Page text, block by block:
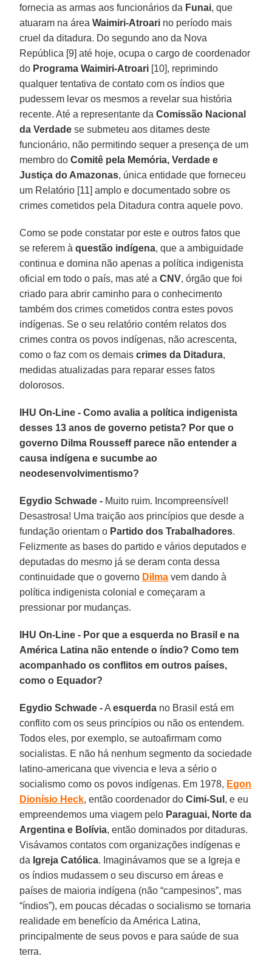
fornecia as armas aos funcionários da Funai, que
atuaram na áreaWaimiri-Atroari no período mais
cruel da ditadura. Do segundo ano da Nova
República [9] até hoje, ocupa o cargo de coordenador
do Programa Waimiri-Atroari [10], reprimindo
qualquer tentativa de contato com os índios que
pudessem levar os mesmos a revelar sua história
recente. Até a representante da Comissão Nacional
da Verdade se submeteu aos ditames deste
funcionário, não permitindo sequer a presença de um
membro doComitê pela Memória, Verdade e
Justiça do Amazonas, única entidade que forneceu
um Relatório [11] amplo e documentado sobre os
crimes cometidos pela Ditadura contra aquele povo.
Como se pode constatar por este e outros fatos que
se referem àquestão indígena, que a ambiguidade
continua e domina não apenas a política indigenista
oficial em todo o país, mas até aCNV, órgão que foi
criado para abrir caminho para o conhecimento
também dos crimes cometidos contra estes povos
indígenas. Se o seu relatório contém relatos dos
crimes contra os povos indígenas, não acrescenta,
como o faz com os demaiscrimes da Ditadura,
medidas atualizadas para reparar esses fatos
dolorosos.
IHU On-Line - Como avalia a política indigenista
desses 13 anos de governo petista? Por que o
governo Dilma Rousseff parece não entender a
causa indígena e sucumbe ao
neodesenvolvimentismo?
Egydio Schwade - Muito ruim. Incompreensível!
Desastrosa! Uma traição aos princípios que desde a
fundação orientam o Partido dos Trabalhadores.
Felizmente as bases do partido e vários deputados e
deputadas do mesmo já se deram conta dessa
continuidade que o governo Dilma vem dando à
política indigenista colonial e começaram a
pressionar por mudanças.
IHU On-Line - Por que a esquerda no Brasil e na
América Latina não entende o índio? Como tem
acompanhado os conflitos em outros países,
como o Equador?
Egydio Schwade -Aesquerda no Brasil está em
conflito com os seus princípios ou não os entendem.
Todos eles, por exemplo, se autoafirmam como
socialistas. E não há nenhum segmento da sociedade
latino-americana que vivencia e leva a sério o
socialismo como os povos indígenas. Em 1978, Egon
Dionísio Heck, então coordenador doCimi-Sul , e eu
empreendemos uma viagem pelo Paraguai, Norte da
Argentina e Bolívia, então dominados por ditaduras.
Visávamos contatos com organizações indígenas e
da Igreja Católica. Imaginávamos que se a Igreja e
os índios mudassem o seu discurso em áreas e
países de maioria indígena (não “campesinos”, mas
“índios”), em poucas décadas o socialismo se tornaria
realidade em benefício da América Latina,
principalmente de seus povos e para saúde de sua
terra.